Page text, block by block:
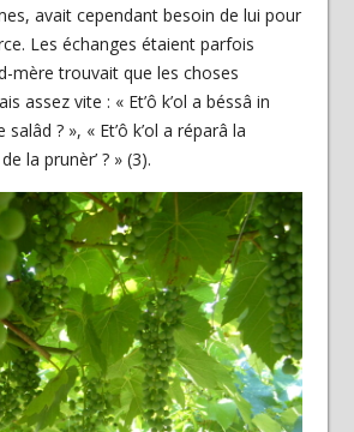
avait cependant besoin de lui pour
Les échanges étaient parfois
mère trouvait que les choses
assez vite : « Et’ô k’ol a béssâ in
? », « Et’ô k’ol a réparâ la
la prunèr’ ? » (3).